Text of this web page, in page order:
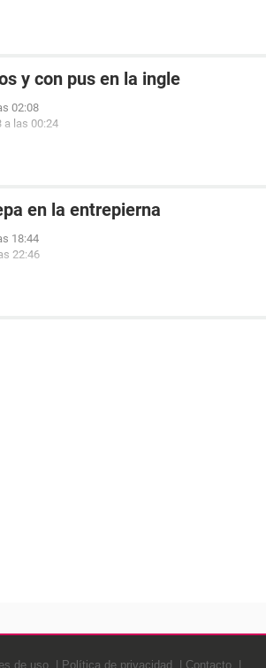
y con pus en la ingle
02:08
a las 00:24
en la entrepierna
18:44
22:46
de uso Política de privacidad Contacto